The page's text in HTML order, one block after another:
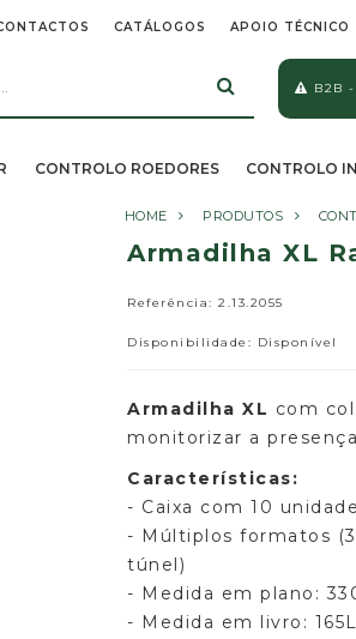
CATÁLOGOS APOIO TÉCNICO
B2B
CONTROLO ROEDORES CONTROLO
HOME PRODUTOS
Armadilha XL
Referência: 2.13.2055
Disponibilidade: Disponível
Armadilha XL com
monitorizar a
Características:
- Caixa com 10
- Múltiplos formatos
túnel)
- Medida em plano:
- Medida em livro: